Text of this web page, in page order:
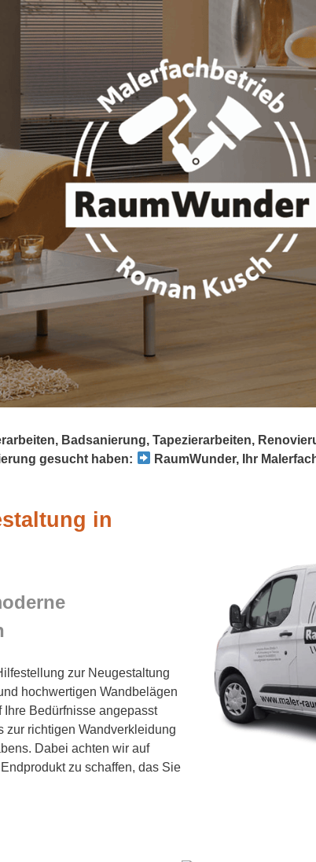
Badsanierung, Tapezierarbeiten,
gesucht haben: RaumWunder, Ihr
in
zur Neugestaltung
hochwertigen Wandbelägen
Bedürfnisse angepasst
zur richtigen Wandverkleidung
Dabei achten wir auf
zu schaffen, das Sie